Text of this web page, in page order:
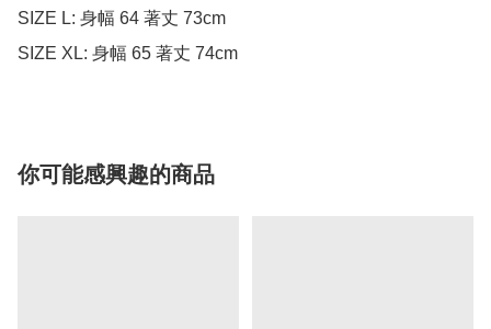
SIZE L: 身幅 64 著丈 73cm
SIZE XL: 身幅 65 著丈 74cm
你可能感興趣的商品